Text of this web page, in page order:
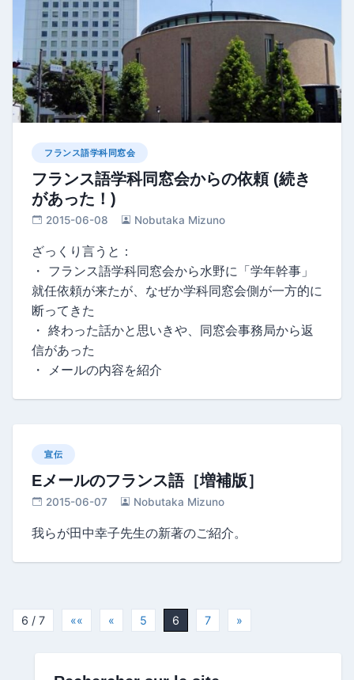
フランス語学科同窓会
フランス語学科同窓会からの依頼 (続き
があった！)
2015-06-08 Nobutaka Mizuno
ざっくり言うと：
・ フランス語学科同窓会から水野に「学年幹事」
就任依頼が来たが、なぜか学科同窓会側が一方的に
断ってきた
・ 終わった話かと思いきや、同窓会事務局から返
信があった
・ メールの内容を紹介
宣伝
Eメールのフランス語［増補版］
2015-06-07 Nobutaka Mizuno
我らが田中幸子先生の新著のご紹介。
6 / 7 «« « 5 6 7 »